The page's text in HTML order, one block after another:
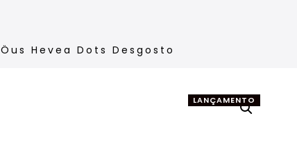
Öus Hevea Dots Desgosto
LANÇAMENTO